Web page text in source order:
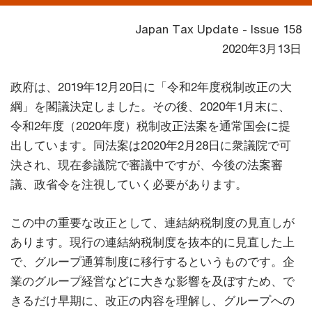
Japan Tax Update - Issue 158
2020年3月13日
政府は、2019年12月20日に「令和2年度税制改正の大
綱」を閣議決定しました。その後、2020年1月末に、
令和2年度（2020年度）税制改正法案を通常国会に提
出しています。同法案は2020年2月28日に衆議院で可
決され、現在参議院で審議中ですが、今後の法案審
議、政省令を注視していく必要があります。
この中の重要な改正として、連結納税制度の見直しが
あります。現行の連結納税制度を抜本的に見直した上
で、グループ通算制度に移行するというものです。企
業のグループ経営などに大きな影響を及ぼすため、で
きるだけ早期に、改正の内容を理解し、グループへの